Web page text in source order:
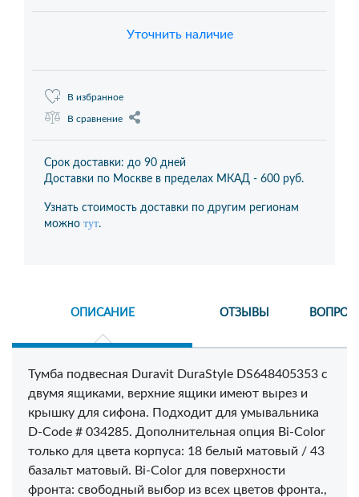
Уточнить наличие
В избранное
В сравнение
Срок доставки: до 90 дней
Доставки по Москве в пределах МКАД - 600 руб.
Узнать стоимость доставки по другим регионам
можно тут.
ОПИСАНИЕ ОТЗЫВЫ
Тумба подвесная Duravit DuraStyle DS648405353 с
двумя ящиками, верхние ящики имеют вырез и
крышку для сифона. Подходит для умывальника
D-Code # 034285. Дополнительная опция Bi-Color
только для цвета корпуса: 18 белый матовый / 43
базальт матовый. Bi-Color для поверхности
фронта: свободный выбор из всех цветов фронта.,